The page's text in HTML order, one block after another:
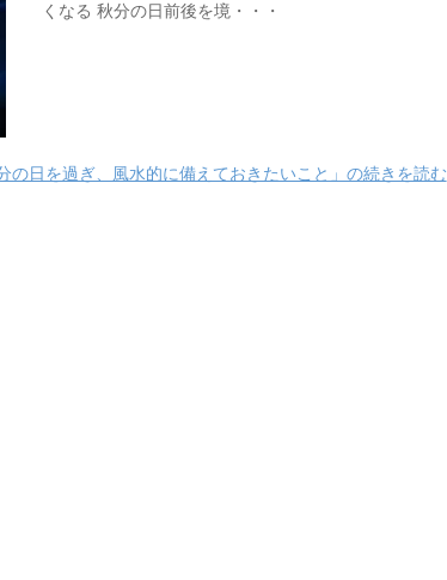
くなる 秋分の日前後を境・・・
の日を過ぎ、風水的に備えておきたいこと」の続きを読む